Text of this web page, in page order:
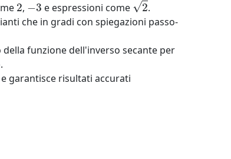
, e espressioni come
.
che in gradi con spiegazioni passo-
funzione dell'inverso secante per
garantisce risultati accurati